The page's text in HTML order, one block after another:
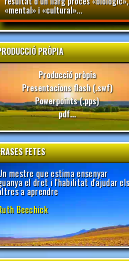
«mental» i «cultural»...
PRÒPIA
Producció pròpia
Presentacions flash (.swf)
Powerpoints (.pps)
pdf...
FETES